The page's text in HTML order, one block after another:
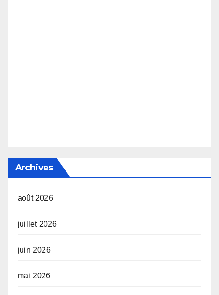
Archives
août 2026
juillet 2026
juin 2026
mai 2026